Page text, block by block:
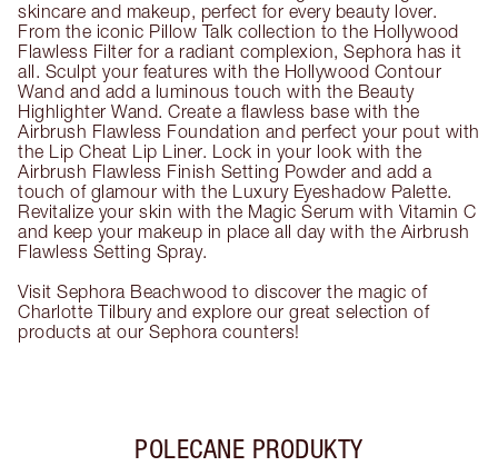
skincare and makeup, perfect for every beauty lover.
From the iconic Pillow Talk collection to the Hollywood
Flawless Filter for a radiant complexion, Sephora has it
all. Sculpt your features with the Hollywood Contour
Wand and add a luminous touch with the Beauty
Highlighter Wand. Create a flawless base with the
Airbrush Flawless Foundation and perfect your pout with
the Lip Cheat Lip Liner. Lock in your look with the
Airbrush Flawless Finish Setting Powder and add a
touch of glamour with the Luxury Eyeshadow Palette.
Revitalize your skin with the Magic Serum with Vitamin C
and keep your makeup in place all day with the Airbrush
Flawless Setting Spray.
Visit Sephora Beachwood to discover the magic of
Charlotte Tilbury and explore our great selection of
products at our Sephora counters!
POLECANE PRODUKTY